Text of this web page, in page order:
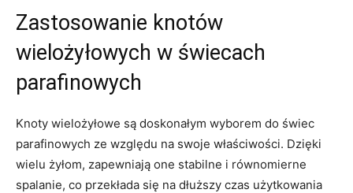
Zastosowanie knotów
wielożyłowych w świecach
parafinowych
Knoty ‍wielożyłowe są⁣ doskonałym wyborem do świec
parafinowych ​ze względu na⁤ swoje właściwości. Dzięki
⁢wielu‍ żyłom, zapewniają one stabilne‌ i równomierne
spalanie, ​co przekłada się na dłuższy czas użytkowania⁢